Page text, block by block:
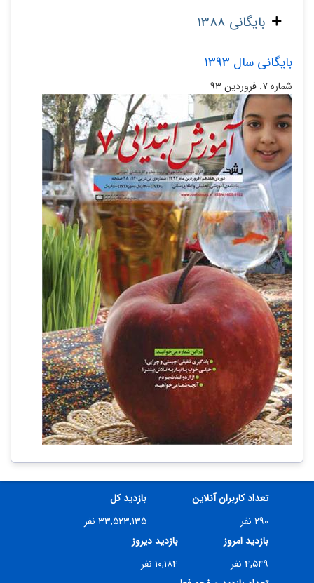
بایگانی 1388
بایگانی سال 1393
شماره ۷. فروردین ۹۳
تعداد کاربران آنلاین
۲۹۰ نفر
بازدید کل
۳۳,۵۲۳,۱۳۵ نفر
بازدید امروز
۴,۵۴۹ نفر
بازدید دیروز
۱۰,۱۸۴ نفر